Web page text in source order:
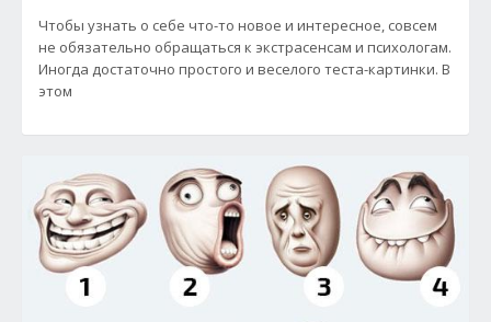
Чтобы узнать о себе что-то новое и интересное, совсем
не обязательно обращаться к экстрасенсам и психологам.
Иногда достаточно простого и веселого теста-картинки. В
этом